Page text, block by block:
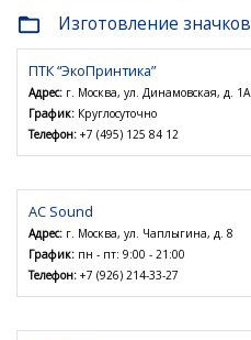
folder_open Изготовление значков
ПТК “ЭкоПринтика”
Адрес: г. Москва, ул. Динамовская, д. 1A
График: Круглосуточно
Телефон: +7 (495) 125 84 12
AC Sound
Адрес: г. Москва, ул. Чаплыгина, д. 8
График: пн - пт: 9:00 - 21:00
Телефон: +7 (926) 214-33-27